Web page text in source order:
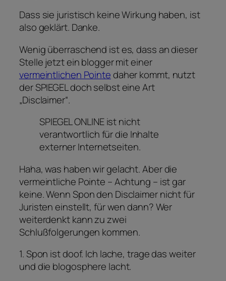
Dass sie juristisch keine Wirkung haben, ist
also geklärt. Danke.
Wenig überraschend ist es, dass an dieser
Stelle jetzt ein blogger mit einer
vermeintlichen Pointedaher kommt, nutzt
der SPIEGEL doch selbst eine Art
„Disclaimer“.
SPIEGEL ONLINE ist nicht
verantwortlich für die Inhalte
externer Internetseiten.
Haha, was haben wir gelacht. Aber die
vermeintliche Pointe – Achtung – ist gar
keine. Wenn Spon den Disclaimer nicht für
Juristen einstellt, für wen dann? Wer
weiterdenkt kann zu zwei
Schlußfolgerungen kommen.
1. Spon ist doof. Ich lache, trage das weiter
und die blogosphere lacht.